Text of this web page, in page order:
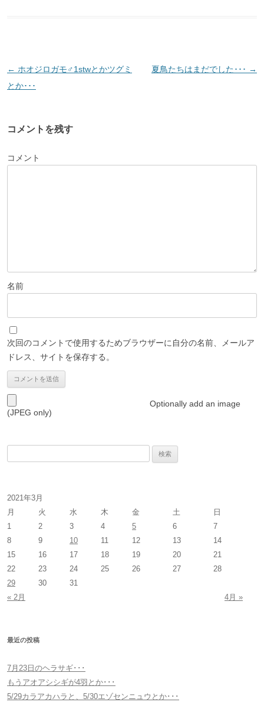
投
稿
ゲ
シ
← ホオジロガモ♂1stwとかツグミ
とか･･･
夏鳥たちはまだでした･･･ →
コメントを残す
コメント
名前
次回のコメントで使用するためブラウザーに自分の名前、メールア
ドレス、サイトを保存する。
Optionally add an image
(JPEG only)
2021年3月
月
火 水 木 金 土 日
« 2月 4月 »
1 2 3 4 5 6
7
8
9 10 11 12 13
14
15
16 17 18 19 20
21
22
23 24 25 26 27
28
29
30 31
最近の投稿
7月23日のヘラサギ･･･
もうアオアシシギが4羽とか･･･
5/29カラアカハラと、5/30エゾセンニュウとか･･･